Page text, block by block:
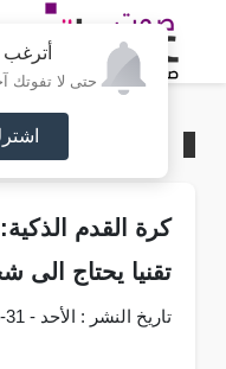
حتى لا تفوتك
كرة القدم
تقنيا يحتاج الى
تاريخ النشر : الأحد - 31-5-2026 - 7:30 PM